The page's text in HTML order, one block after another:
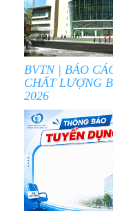
BVTN | BÁO
CHẤT LƯỢNG
2026